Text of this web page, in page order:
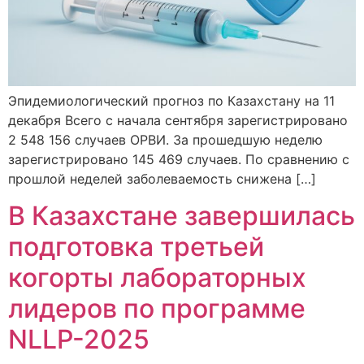
Эпидемиологический прогноз по Казахстану на 11
декабря Всего с начала сентября зарегистрировано
2 548 156 случаев ОРВИ. За прошедшую неделю
зарегистрировано 145 469 случаев. По сравнению с
прошлой неделей заболеваемость снижена […]
В Казахстане завершилась
подготовка третьей
когорты лабораторных
лидеров по программе
NLLP-2025